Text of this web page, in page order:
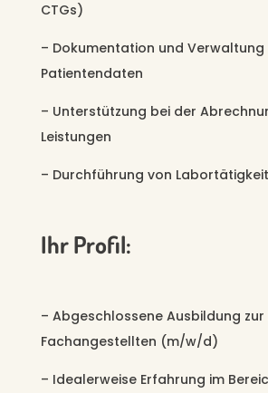
CTGs)
– Dokumentation und Verwaltung
Patientendaten
– Unterstützung bei der
Leistungen
– Durchführung von
Ihr Profil:
– Abgeschlossene Ausbildung zur
Fachangestellten (m/w/d)
– Idealerweise Erfahrung im